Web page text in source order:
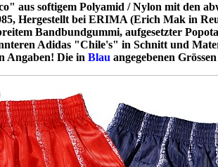
aus softigem Polyamid / Nylon mit den
Hergestellt bei ERIMA (Erich Mak in
Bandbundgummi, aufgesetzter
Adidas "Chile's" in Schnitt und
Angaben! Die in Blau angegebenen